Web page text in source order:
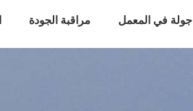
جولة في المعمل مراقبة الجودة